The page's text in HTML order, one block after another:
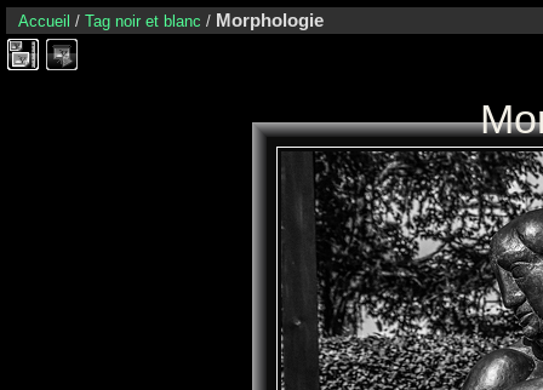
Accueil / Tag noir et blanc / Morphologie